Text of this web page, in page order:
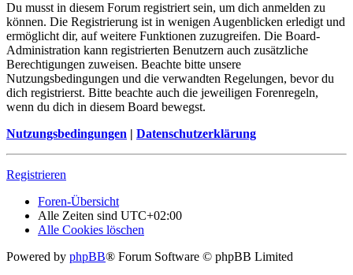
Du musst in diesem Forum registriert sein, um dich anmelden zu
können. Die Registrierung ist in wenigen Augenblicken erledigt und
ermöglicht dir, auf weitere Funktionen zuzugreifen. Die Board-
Administration kann registrierten Benutzern auch zusätzliche
Berechtigungen zuweisen. Beachte bitte unsere
Nutzungsbedingungen und die verwandten Regelungen, bevor du
dich registrierst. Bitte beachte auch die jeweiligen Forenregeln,
wenn du dich in diesem Board bewegst.
Nutzungsbedingungen | Datenschutzerklärung
Registrieren
Foren-Übersicht
Alle Zeiten sind UTC+02:00
Alle Cookies löschen
Powered by phpBB® Forum Software © phpBB Limited